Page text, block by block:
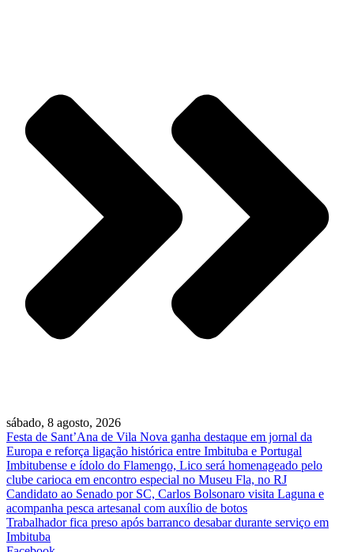
sábado, 8 agosto, 2026
Festa de Sant’Ana de Vila Nova ganha destaque em jornal da
Europa e reforça ligação histórica entre Imbituba e Portugal
Imbitubense e ídolo do Flamengo, Lico será homenageado pelo
clube carioca em encontro especial no Museu Fla, no RJ
Candidato ao Senado por SC, Carlos Bolsonaro visita Laguna e
acompanha pesca artesanal com auxílio de botos
Trabalhador fica preso após barranco desabar durante serviço em
Imbituba